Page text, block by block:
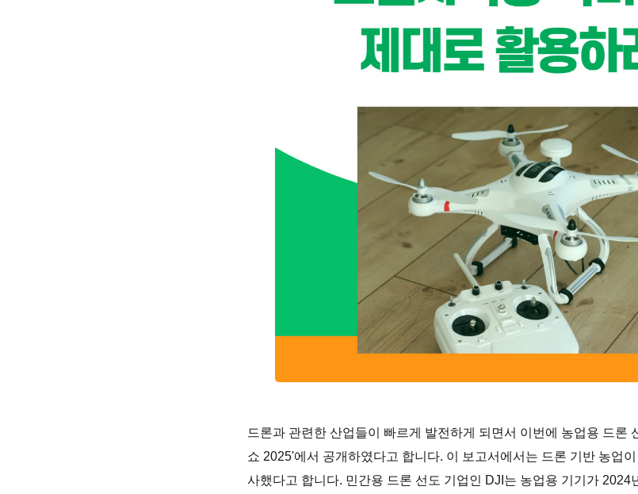
드론과 관련한 산업들이 빠르게 발전하게 되면서 이번에 농업용 드론
쇼 2025'에서 공개하였다고 합니다. 이 보고서에서는 드론 기반 농업
사했다고 합니다. 민간용 드론 선도 기업인 DJI는 농업용 기기가 2024